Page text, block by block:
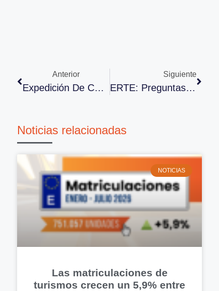
Anterior
Expedición De Certificado De Trabajo Presencial
Siguiente
ERTE: Preguntas Y Respuestas
Noticias relacionadas
NOTICIAS
Las matriculaciones de
turismos crecen un 5,9% entre